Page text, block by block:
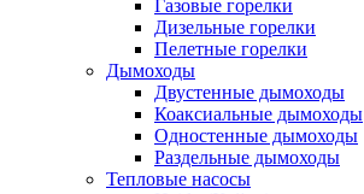
Газовые горелки
Дизельные горелки
Пелетные горелки
Дымоходы
Двустенные дымоходы
Коаксиальные дымоходы
Одностенные дымоходы
Раздельные дымоходы
Тепловые насосы